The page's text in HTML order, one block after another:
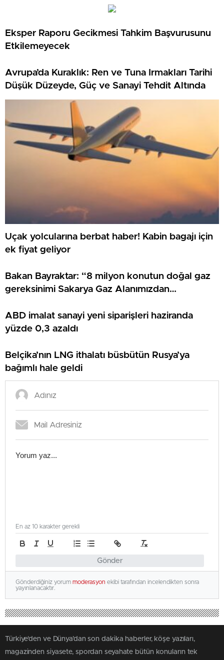
Eksper Raporu Gecikmesi Tahkim Başvurusunu
Etkilemeyecek
Avrupa’da Kuraklık: Ren ve Tuna Irmakları Tarihi
Düşük Düzeyde, Güç ve Sanayi Tehdit Altında
Uçak yolcularına berbat haber! Kabin bagajı için
ek fiyat geliyor
Bakan Bayraktar: “8 milyon konutun doğal gaz
gereksinimi Sakarya Gaz Alanımızdan
ABD imalat sanayi yeni siparişleri haziranda
yüzde 0,3 azaldı
Belçika’nın LNG ithalatı büsbütün Rusya’ya
bağımlı hale geldi
Gönder
En az 10 karakter gerekli
Gönderdiğiniz yorum moderasyon ekibi tarafından incelendikten sonra
yayınlanacaktır.
Türkiye'den ve Dünya’dan son dakika haberler, köşe yazıları,
magazinden siyasete, spordan seyahate bütün konuların tek